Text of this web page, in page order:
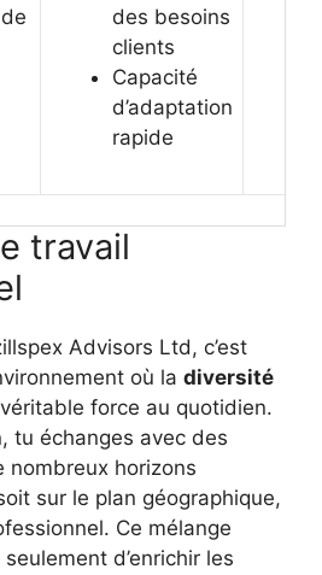
des besoins
clients
Capacité
d’adaptation
rapide
travail
Advisors Ltd, c’est
où la diversité
force au quotidien.
tu échanges avec des
nombreux horizons
sur le plan géographique,
Ce mélange
d’enrichir les